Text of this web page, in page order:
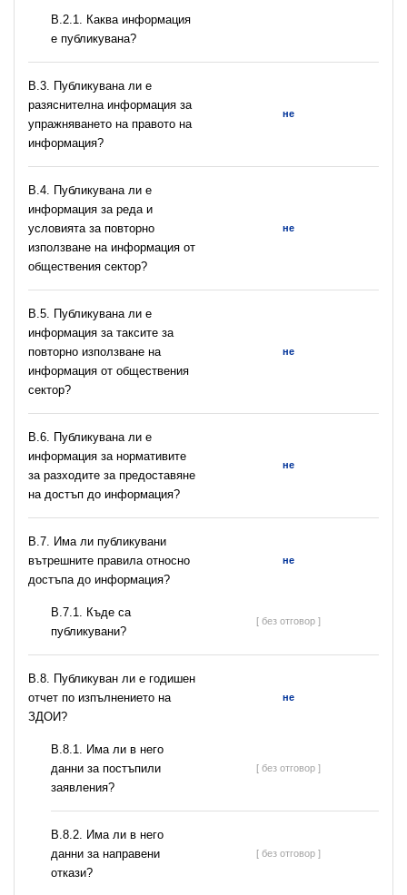
B.2.1. Каква информация
е публикувана?
В.3. Публикувана ли е
разяснителна информация за
упражняването на правото на
информация?
не
В.4. Публикувана ли е
информация за реда и
условията за повторно
използване на информация от
обществения сектор?
не
В.5. Публикувана ли е
информация за таксите за
повторно използване на
информация от обществения
сектор?
не
В.6. Публикувана ли е
информация за нормативите
за разходите за предоставяне
на достъп до информация?
не
В.7. Има ли публикувани
вътрешните правила относно
достъпа до информация?
не
В.7.1. Къде са
публикувани?
[ без отговор ]
В.8. Публикуван ли е годишен
отчет по изпълнението на
ЗДОИ?
не
В.8.1. Има ли в него
данни за постъпили
заявления?
[ без отговор ]
В.8.2. Има ли в него
данни за направени
откази?
[ без отговор ]